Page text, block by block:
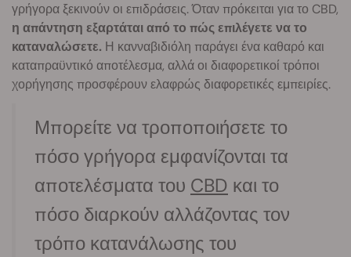
γρήγορα ξεκινούν οι επιδράσεις. Όταν πρόκειται για το CBD,
η απάντηση εξαρτάται από το πώς επιλέγετε να το
καταναλώσετε. Η κανναβιδιόλη παράγει ένα καθαρό και
καταπραϋντικό αποτέλεσμα, αλλά οι διαφορετικοί τρόποι
χορήγησης προσφέρουν ελαφρώς διαφορετικές εμπειρίες.
Μπορείτε να τροποποιήσετε το
πόσο γρήγορα εμφανίζονται τα
αποτελέσματα του CBD και το
πόσο διαρκούν αλλάζοντας τον
τρόπο κατανάλωσης του